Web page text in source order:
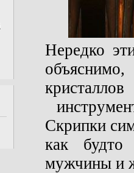
Нередко
Скрипки
как
мужчины и